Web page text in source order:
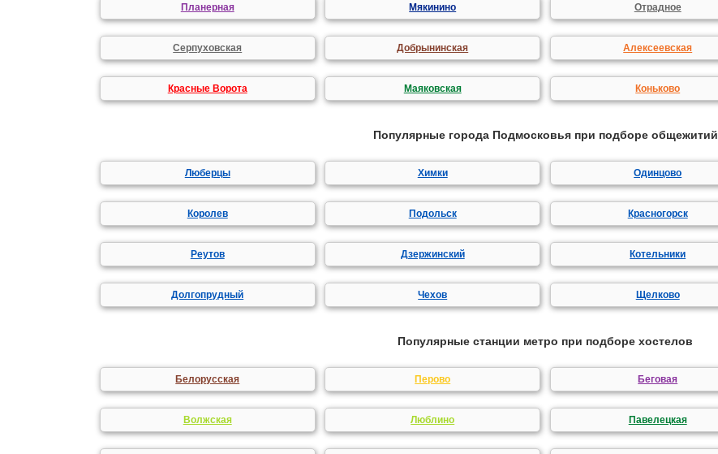
Планерная Мякинино Отрадное
Серпуховская Добрынинская Алексеевская
Красные Ворота Маяковская Коньково
Популярные города Подмосковья при подборе общежитий
Люберцы Химки Одинцово
Королев Подольск Красногорск
Реутов Дзержинский Котельники
Долгопрудный Чехов Щелково
Популярные станции метро при подборе хостелов
Белорусская Перово Беговая
Волжская Люблино Павелецкая